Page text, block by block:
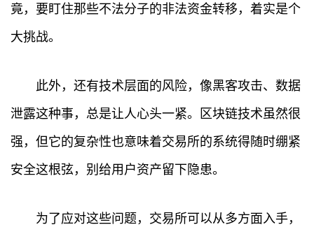
竟，要盯住那些不法分子的非法资金转移，着实是个
大挑战。
此外，还有技术层面的风险，像黑客攻击、数据
泄露这种事，总是让人心头一紧。区块链技术虽然很
强，但它的复杂性也意味着交易所的系统得随时绷紧
安全这根弦，别给用户资产留下隐患。
为了应对这些问题，交易所可以从多方面入手，